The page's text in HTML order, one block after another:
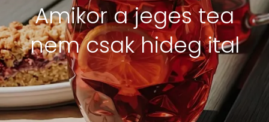
Amikor a jeges tea
nem csak hideg ital